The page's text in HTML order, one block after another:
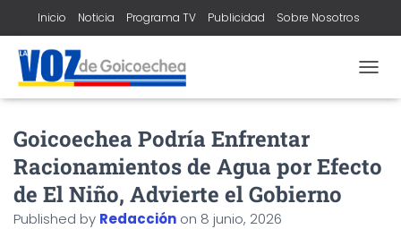
Inicio Noticia Programa TV Publicidad Sobre Nosotros
O
E
Goicoechea Podría Enfrentar
Racionamientos de Agua por Efecto
de El Niño, Advierte el Gobierno
Published by Redacción on 8 junio, 2026